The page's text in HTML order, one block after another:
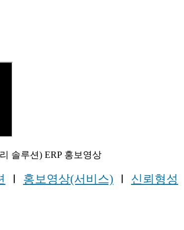
솔루션) ERP 홍보영상
Ⅰ 홍보영상(서비스) Ⅰ 신뢰형성